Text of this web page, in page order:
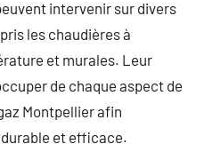
intervenir sur divers
les chaudières à
et murales. Leur
de chaque aspect de
Montpellier afin
durable et efficace.